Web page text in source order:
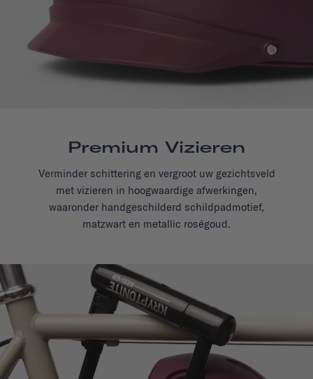
Premium Vizieren
Verminder schittering en vergroot uw gezichtsveld
met vizieren in hoogwaardige afwerkingen,
waaronder handgeschilderd schildpadmotief,
matzwart en metallic roségoud.